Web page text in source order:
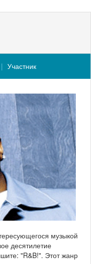
Участник
музыкой
десятилетие
"R&B!". Этот жанр